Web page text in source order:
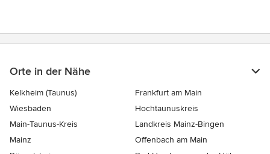
Orte in der Nähe
Kelkheim (Taunus)
Frankfurt am Main
Wiesbaden
Hochtaunuskreis
Main-Taunus-Kreis
Landkreis Mainz-Bingen
Mainz
Offenbach am Main